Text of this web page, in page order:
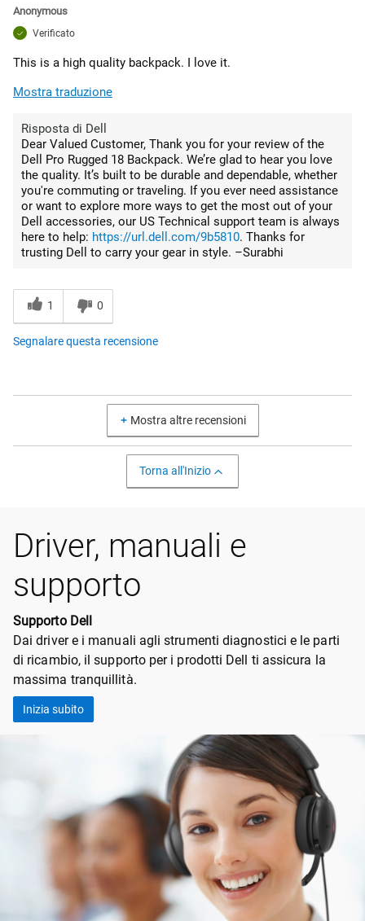
Anonymous
Verificato
This is a high quality backpack. I love it.
Mostra traduzione
Risposta di Dell
Dear Valued Customer, Thank you for your review of the
Dell Pro Rugged 18 Backpack. We’re glad to hear you love
the quality. It’s built to be durable and dependable, whether
you're commuting or traveling. If you ever need assistance
or want to explore more ways to get the most out of your
Dell accessories, our US Technical support team is always
here to help: https://url.dell.com/9b5810. Thanks for
trusting Dell to carry your gear in style. –Surabhi
1 0
Segnalare questa recensione
Mostra altre recensioni
Torna all'Inizio
Driver, manuali e
supporto
Supporto Dell
Dai driver e i manuali agli strumenti diagnostici e le parti
di ricambio, il supporto per i prodotti Dell ti assicura la
massima tranquillità.
Inizia subito